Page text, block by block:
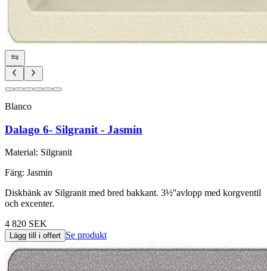
Blanco
Dalago 6- Silgranit - Jasmin
Material: Silgranit
Färg: Jasmin
Diskbänk av Silgranit med bred bakkant. 3½''avlopp med korgventil
och excenter.
4 820 SEK
Lägg till i offert Se produkt